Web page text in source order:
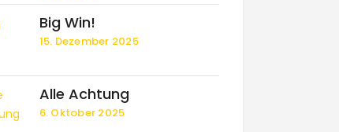
Big Win!
15. Dezember 2025
Alle Achtung
6. Oktober 2025